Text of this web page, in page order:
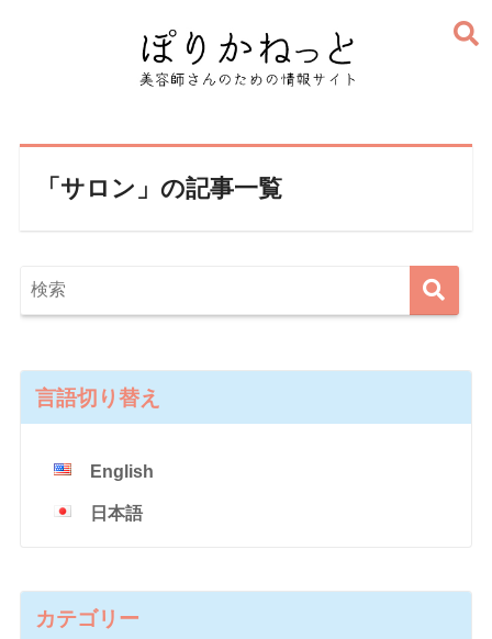
「サロン」の記事一覧
言語切り替え
English
日本語
カテゴリー